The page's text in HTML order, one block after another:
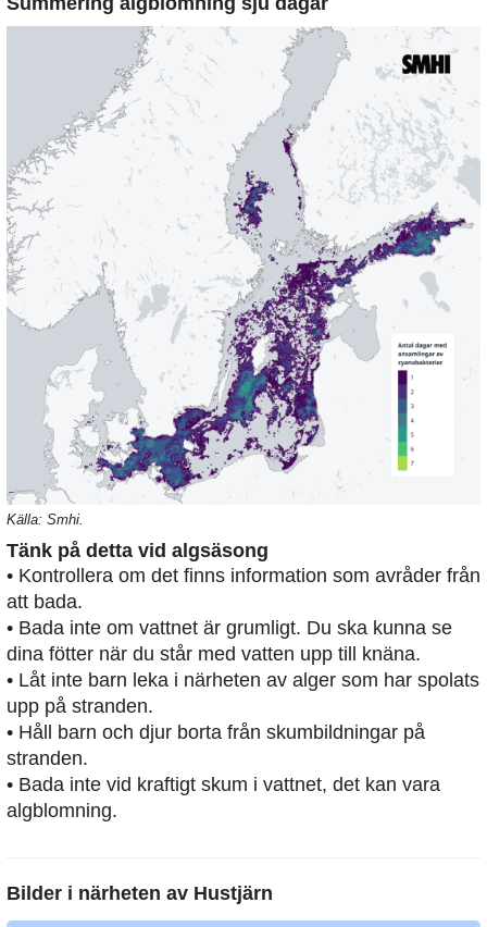
Källa: Smhi.
Tänk på detta vid algsäsong
• Kontrollera om det finns information som avråder från
att bada.
• Bada inte om vattnet är grumligt. Du ska kunna se
dina fötter när du står med vatten upp till knäna.
• Låt inte barn leka i närheten av alger som har spolats
upp på stranden.
• Håll barn och djur borta från skumbildningar på
stranden.
• Bada inte vid kraftigt skum i vattnet, det kan vara
algblomning.
Bilder i närheten av Hustjärn